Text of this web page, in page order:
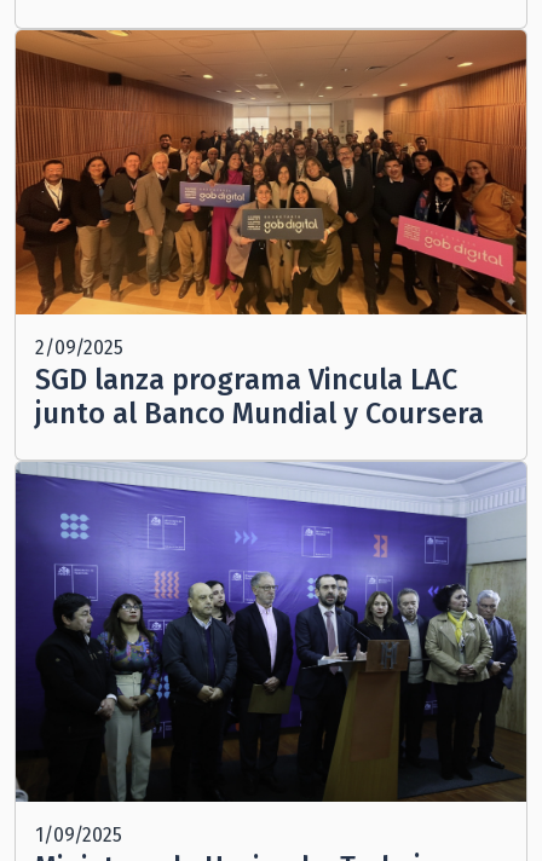
2/09/2025
SGD lanza programa Vincula LAC
junto al Banco Mundial y Coursera
1/09/2025